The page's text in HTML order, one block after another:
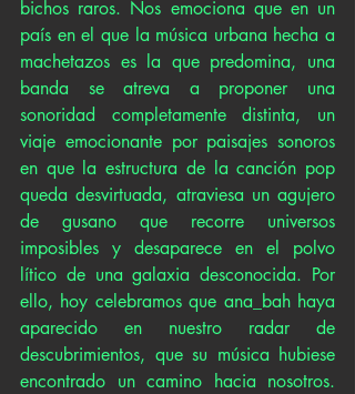
bichos raros. Nos emociona que en un
país en el que la música urbana hecha a
machetazos es la que predomina, una
banda se atreva a proponer una
sonoridad completamente distinta, un
viaje emocionante por paisajes sonoros
en que la estructura de la canción pop
queda desvirtuada, atraviesa un agujero
de gusano que recorre universos
imposibles y desaparece en el polvo
lítico de una galaxia desconocida. Por
ello, hoy celebramos que ana_bah haya
aparecido en nuestro radar de
descubrimientos, que su música hubiese
encontrado un camino hacia nosotros.